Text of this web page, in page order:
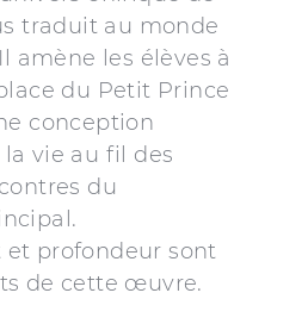
traduit au monde
amène les élèves à
du Petit Prince
conception
vie au fil des
du
profondeur sont
de cette œuvre.